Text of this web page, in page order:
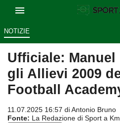
NOTIZIE
Ufficiale:
gli Allievi 2009
Football
11.07.2025 16:57 diAntonio Bruno
Fonte: La Redazione di Sport a